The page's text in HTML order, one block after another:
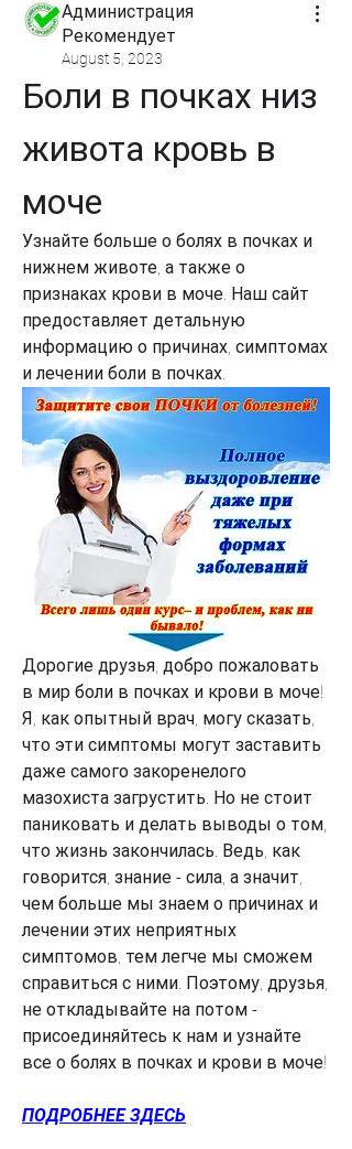
Администрация
Рекомендует
August 5, 2023
Боли в почках низ
живота кровь в
моче
Узнайте больше о болях в почках и
нижнем животе, а также о
признаках крови в моче. Наш сайт
предоставляет детальную
информацию о причинах, симптомах
и лечении боли в почках.
Дорогие друзья, добро пожаловать
в мир боли в почках и крови в моче!
Я, как опытный врач, могу сказать,
что эти симптомы могут заставить
даже самого закоренелого
мазохиста загрустить. Но не стоит
паниковать и делать выводы о том,
что жизнь закончилась. Ведь, как
говорится, знание - сила, а значит,
чем больше мы знаем о причинах и
лечении этих неприятных
симптомов, тем легче мы сможем
справиться с ними. Поэтому, друзья,
не откладывайте на потом -
присоединяйтесь к нам и узнайте
все о болях в почках и крови в моче!
ПОДРОБНЕЕ ЗДЕСЬ